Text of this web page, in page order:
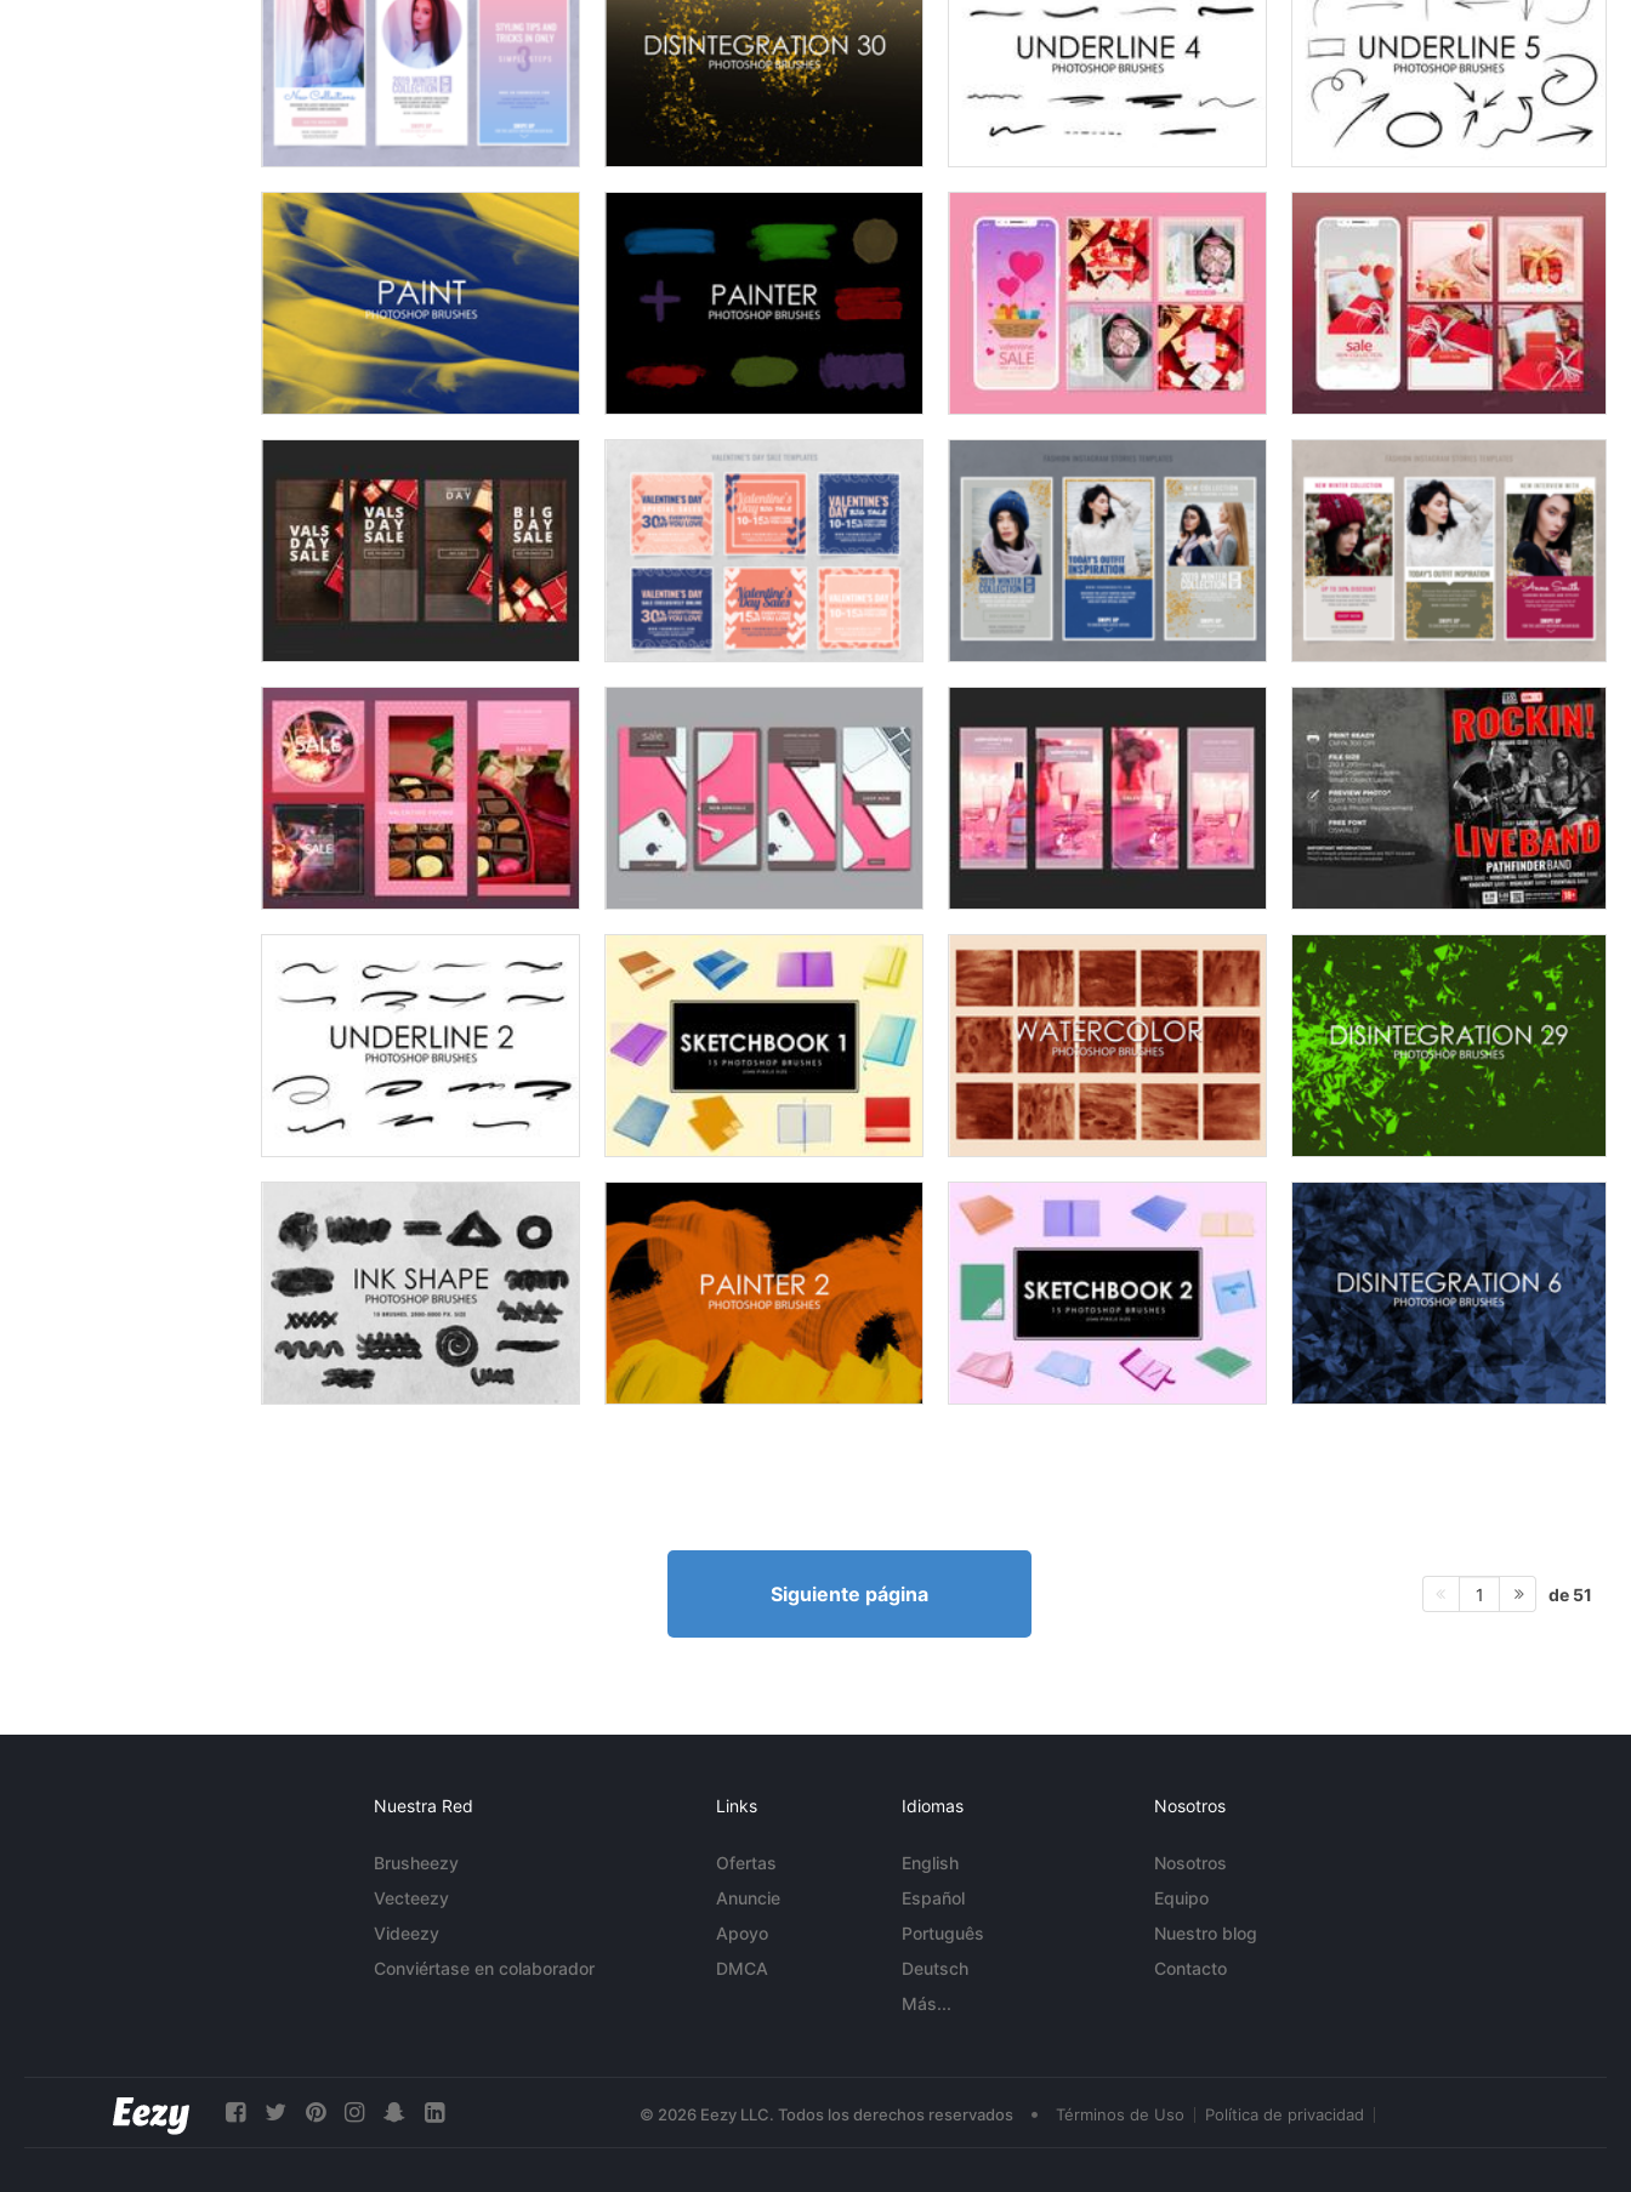
Siguiente página 1 de 51
Nuestra Red
Brusheezy
Vecteezy
Videezy
Conviértase en colaborador
Links
Ofertas
Anuncie
Apoyo
DMCA
Idiomas
English
Español
Português
Deutsch
Más...
Nosotros
Nosotros
Equipo
Nuestro blog
Contacto
© 2026 Eezy LLC. Todos los derechos reservados • Términos de Uso Política de privacidad